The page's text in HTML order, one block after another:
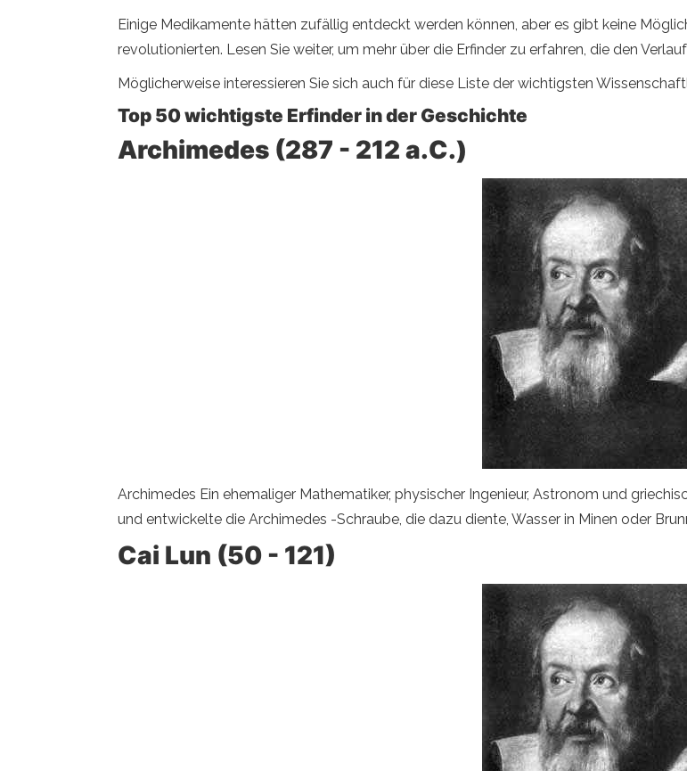
Einige Medikamente hätten zufällig entdeckt werden können, aber es gibt keine
revolutionierten. Lesen Sie weiter, um mehr über die Erfinder zu erfahren, die den
Möglicherweise interessieren Sie sich auch für diese Liste der wichtigsten
Top 50 wichtigste Erfinder in der Geschichte
Archimedes (287 - 212 a.C.)
Archimedes Ein ehemaliger Mathematiker, physischer Ingenieur, Astronom und
und entwickelte die Archimedes -Schraube, die dazu diente, Wasser in Minen oder
Cai Lun (50 - 121)